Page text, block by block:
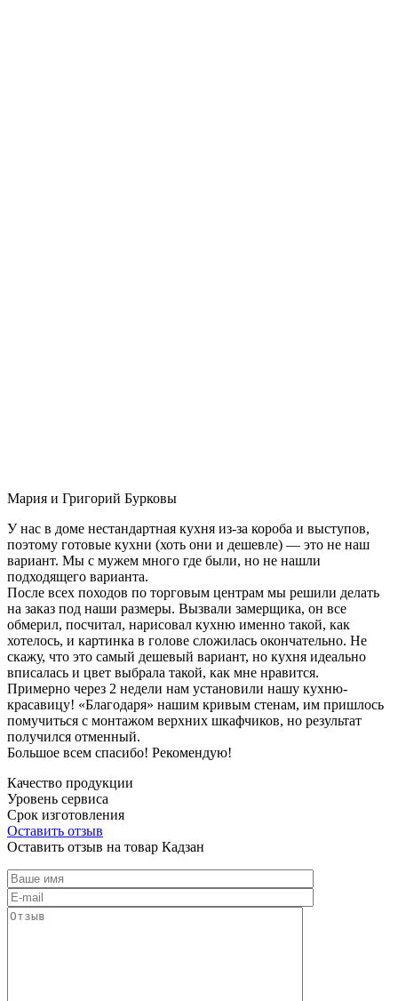
Мария и Григорий Бурковы
У нас в доме нестандартная кухня из-за короба и выступов,
поэтому готовые кухни (хоть они и дешевле) — это не наш
вариант. Мы с мужем много где были, но не нашли
подходящего варианта.
После всех походов по торговым центрам мы решили делать
на заказ под наши размеры. Вызвали замерщика, он все
обмерил, посчитал, нарисовал кухню именно такой, как
хотелось, и картинка в голове сложилась окончательно. Не
скажу, что это самый дешевый вариант, но кухня идеально
вписалась и цвет выбрала такой, как мне нравится.
Примерно через 2 недели нам установили нашу кухню-
красавицу! «Благодаря» нашим кривым стенам, им пришлось
помучиться с монтажом верхних шкафчиков, но результат
получился отменный.
Большое всем спасибо! Рекомендую!
Качество продукции
Уровень сервиса
Срок изготовления
Оставить отзыв
Оставить отзыв на товар Кадзан